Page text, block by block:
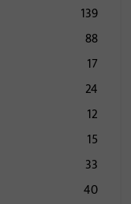
139
88
17
24
12
15
33
40